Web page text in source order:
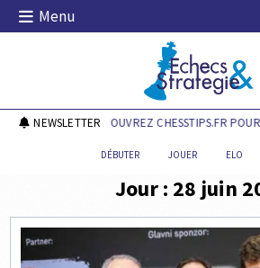
Skip
Menu
Echecs & Stratégie
NEWSLETTERDÉCOUVREZ CHESSTIPS.FR POUR
DÉBUTER JOUER ELO
Jour : 28 juin